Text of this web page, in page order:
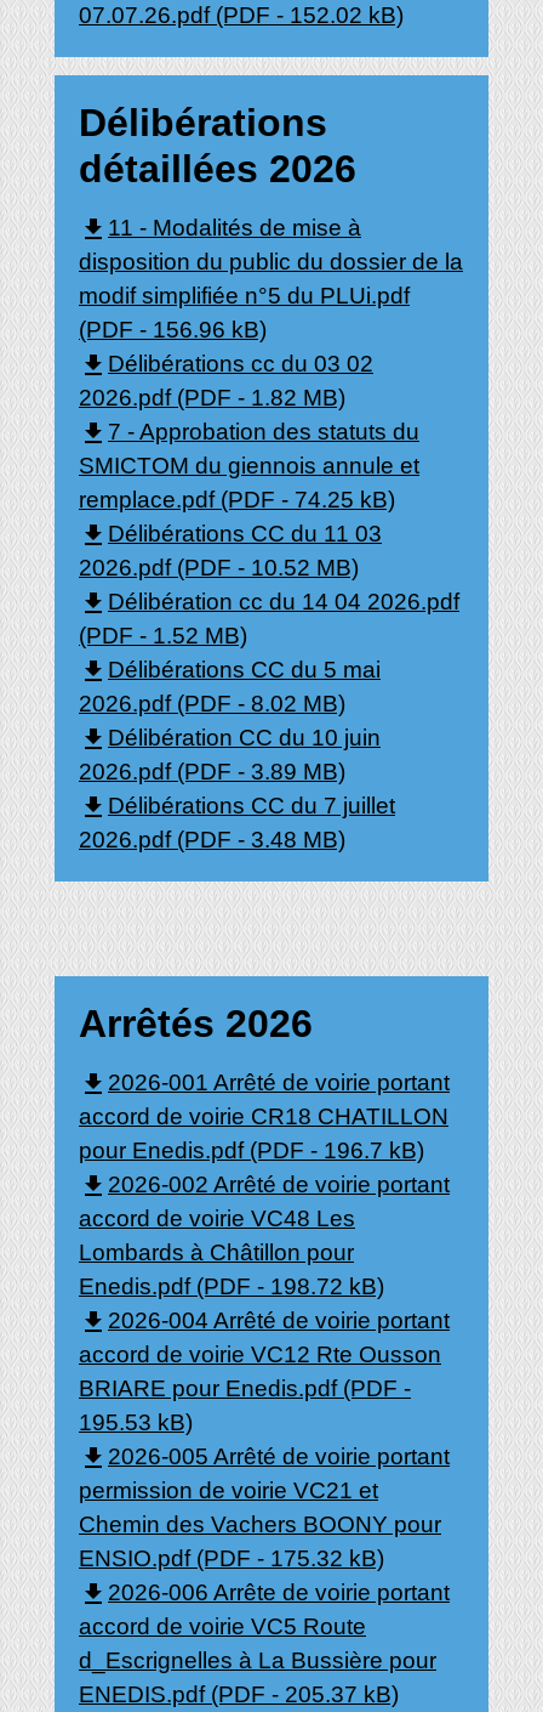
07.07.26.pdf (PDF - 152.02 kB)
Délibérations
détaillées 2026
file_download 11 - Modalités de mise à
disposition du public du dossier de la
modif simplifiée n°5 du PLUi.pdf
(PDF - 156.96 kB)
file_download Délibérations cc du 03 02
2026.pdf (PDF - 1.82 MB)
file_download 7 - Approbation des statuts du
SMICTOM du giennois annule et
remplace.pdf (PDF - 74.25 kB)
file_download Délibérations CC du 11 03
2026.pdf (PDF - 10.52 MB)
file_download Délibération cc du 14 04 2026.pdf
(PDF - 1.52 MB)
file_download Délibérations CC du 5 mai
2026.pdf (PDF - 8.02 MB)
file_download Délibération CC du 10 juin
2026.pdf (PDF - 3.89 MB)
file_download Délibérations CC du 7 juillet
2026.pdf (PDF - 3.48 MB)
Arrêtés 2026
file_download 2026-001 Arrêté de voirie portant
accord de voirie CR18 CHATILLON
pour Enedis.pdf (PDF - 196.7 kB)
file_download 2026-002 Arrêté de voirie portant
accord de voirie VC48 Les
Lombards à Châtillon pour
Enedis.pdf (PDF - 198.72 kB)
file_download 2026-004 Arrêté de voirie portant
accord de voirie VC12 Rte Ousson
BRIARE pour Enedis.pdf (PDF -
195.53 kB)
file_download 2026-005 Arrêté de voirie portant
permission de voirie VC21 et
Chemin des Vachers BOONY pour
ENSIO.pdf (PDF - 175.32 kB)
file_download 2026-006 Arrête de voirie portant
accord de voirie VC5 Route
d_Escrignelles à La Bussière pour
ENEDIS.pdf (PDF - 205.37 kB)